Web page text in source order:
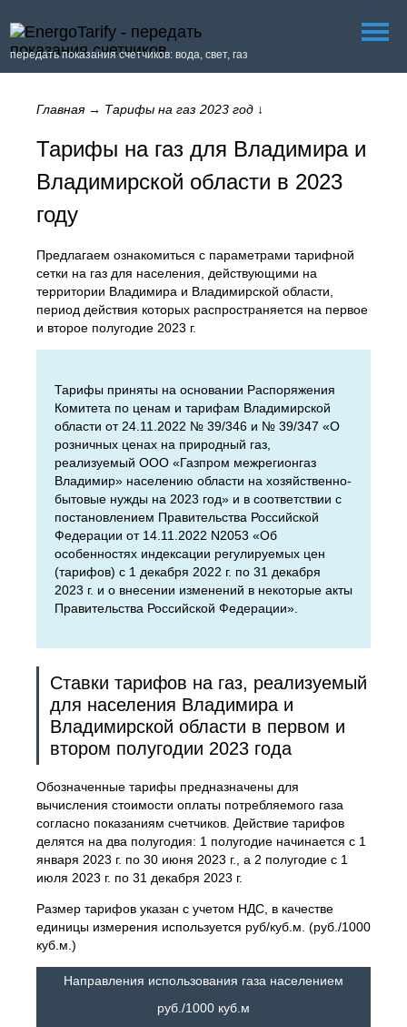
передать показания счетчиков: вода, свет, газ
Главная→ Тарифы на газ 2023 год ↓
Тарифы на газ для Владимира и
Владимирской области в 2023
году
Предлагаем ознакомиться с параметрами тарифной
сетки на газ для населения, действующими на
территории Владимира и Владимирской области,
период действия которых распространяется на первое
и второе полугодие 2023 г.
Тарифы приняты на основании Распоряжения
Комитета по ценам и тарифам Владимирской
области от 24.11.2022 № 39/346 и № 39/347 «О
розничных ценах на природный газ,
реализуемый ООО «Газпром межрегионгаз
Владимир» населению области на хозяйственно-
бытовые нужды на 2023 год» и в соответствии с
постановлением Правительства Российской
Федерации от 14.11.2022 N2053 «Об
особенностях индексации регулируемых цен
(тарифов) с 1 декабря 2022 г. по 31 декабря
2023 г. и о внесении изменений в некоторые акты
Правительства Российской Федерации».
Ставки тарифов на газ, реализуемый
для населения Владимира и
Владимирской области в первом и
втором полугодии 2023 года
Обозначенные тарифы предназначены для
вычисления стоимости оплаты потребляемого газа
согласно показаниям счетчиков. Действие тарифов
делятся на два полугодия: 1 полугодие начинается с 1
января 2023 г. по 30 июня 2023 г., а 2 полугодие с 1
июля 2023 г. по 31 декабря 2023 г.
Размер тарифов указан с учетом НДС, в качестве
единицы измерения используется руб/куб.м. (руб./1000
куб.м.)
Направления использования газа населением
руб./1000 куб.м